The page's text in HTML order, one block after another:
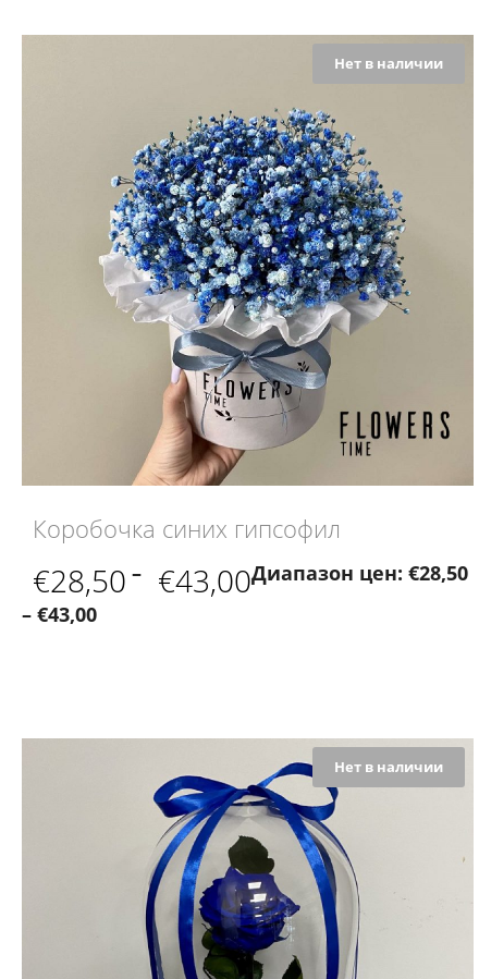
Коробочка синих гипсофил
Нет в наличии
€28,50 – €43,00Диапазон цен: €28,50
– €43,00
Нет в наличии